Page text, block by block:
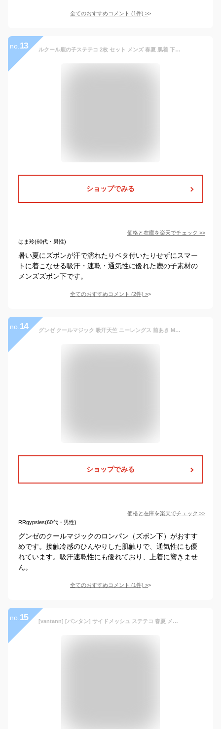
全てのおすすめコメント (1件) >
no. 13 ルクール鹿の子ステテコ 2枚 セット メンズ 春夏 肌着 下着 インナー 汗 ジミ 対策 消臭 吸汗 速乾 夏用 ロンパン ルームウェア 半 ズボン下 紳士 送料無料 男性 父の日 L0605E-E
ショップでみる
価格と在庫を楽天でチェック >>
はま玲(60代・男性)
暑い夏にズボンが汗で濡れたりベタ付いたりせずにスマー
トに着こなせる吸汗・速乾・通気性に優れた鹿の子素材の
メンズズボン下です。
全てのおすすめコメント (2件) >
no. 14 グンゼ クールマジック 吸汗天竺 ニーレングス 前あき MC1807H M/L/LL
ショップでみる
価格と在庫を楽天でチェック >>
RRgypsies(60代・男性)
グンゼのクールマジックのロンパン（ズボン下）がおすす
めです。接触冷感のひんやりした肌触りで、通気性にも優
れています。吸汗速乾性にも優れており、上着に響きませ
ん。
全てのおすすめコメント (1件) >
no. 15 [vantann] [バンタン] サイドメッシュ ステテコ 春夏 メンズ 前開き 7分丈 すててこ 吸汗速乾 下着 肌着 13-683 ビジネス ズボン下 M ブラック